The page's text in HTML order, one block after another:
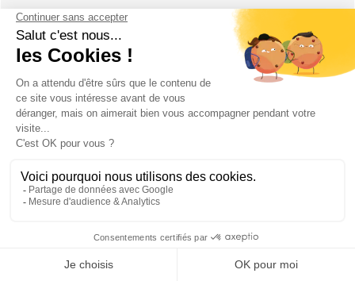
CONTENU
Tables réservées pour le groupe (tables 2 ou 4
places)
Tour de la ville
Dîner disponible à 20h ou 20h30
Menu viande, poisson ou végétarien (à choisir
Entrée avec flûte de spumante, antipasto, primo,
Mon EVJF à Milan